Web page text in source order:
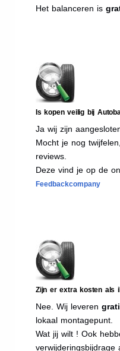
Het balanceren is
Is kopen veilig bij
Ja wij zijn
Mocht je nog
reviews.
Deze vind je op de
Feedbackcompany
Zijn er extra kosten als
Nee. Wij leveren
lokaal montagepunt.
Wat jij wilt ! Ook
verwijderingsbijdrage